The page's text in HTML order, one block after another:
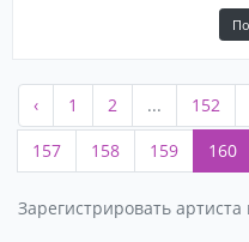
‹ 1 2 ... 152
157
158 159 160
Зарегистрировать артиста